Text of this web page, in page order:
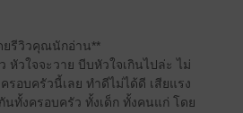
ยรีวิวคุณนักอ่าน**
หัวใจจะวาย บีบหัวใจเกินไปล่ะ ไม่
รอบครัวนี้เลย ทำดีไม่ได้ดี เสียแรง
นทั้งครอบครัว ทั้งเด็ก ทั้งคนแก่ โดย